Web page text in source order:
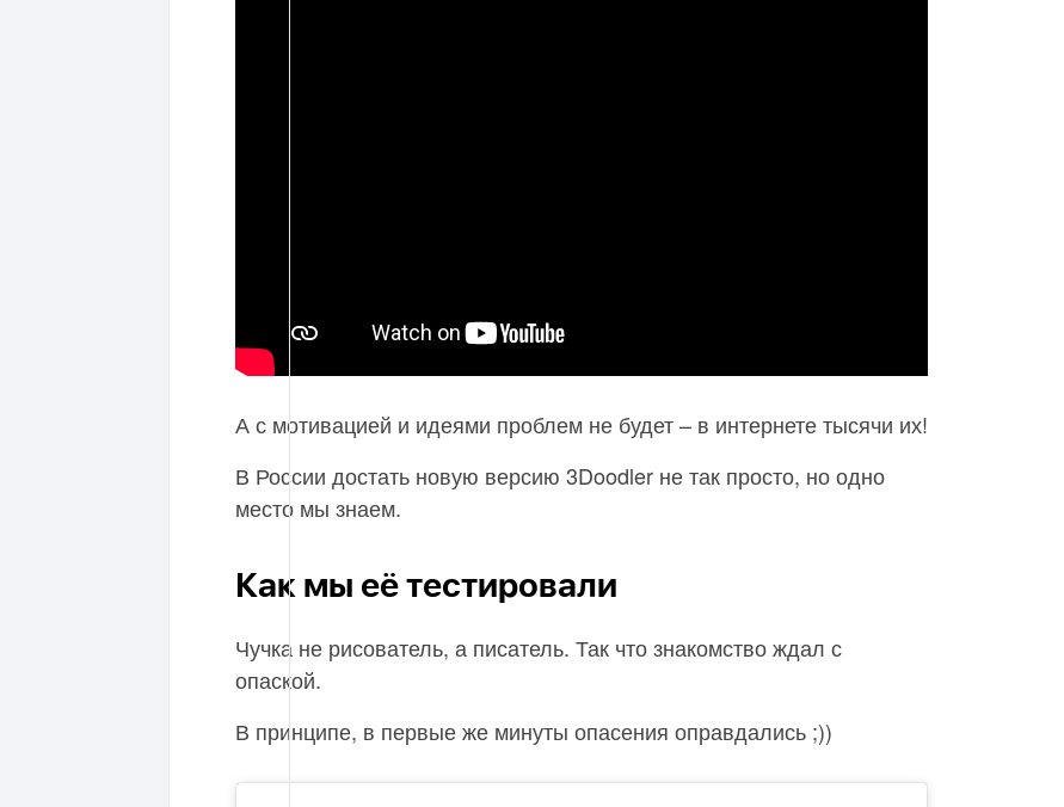
А с мотивацией и идеями проблем не будет – в интернете тысячи их!
В России достать новую версию 3Doodler не так просто, но одно
место мы знаем.
Как мы её тестировали
Чучка не рисователь, а писатель. Так что знакомство ждал с
опаской.
В принципе, в первые же минуты опасения оправдались ;))